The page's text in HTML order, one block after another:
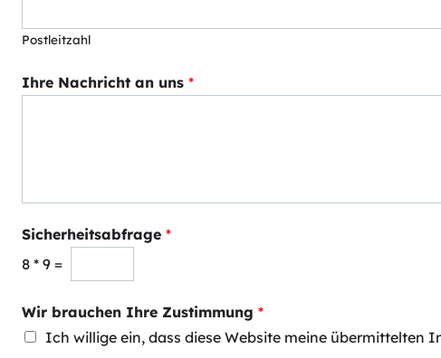
Postleitzahl
Ihre Nachricht an uns *
Sicherheitsabfrage *
8 * 9 =
Wir brauchen Ihre Zustimmung *
Ich willige ein, dass diese Website meine übermittelten